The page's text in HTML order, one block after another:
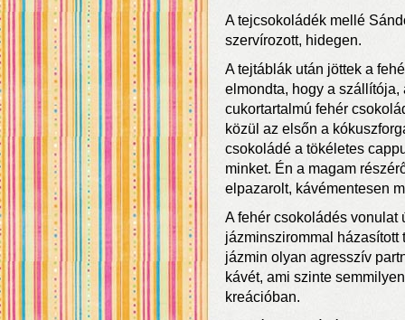
A tejcsokoládék mellé
szervírozott, hidegen.
A tejtáblák után jöttek a
elmondta, hogy a
cukortartalmú fehér
közül az elsőn a
csokoládé a tökéletes
minket. Én a magam
elpazarolt, kávémentesen
A fehér csokoládés vonulat
jázminszirommal házasított
jázmin olyan agresszív
kávét, ami szinte
kreációban.